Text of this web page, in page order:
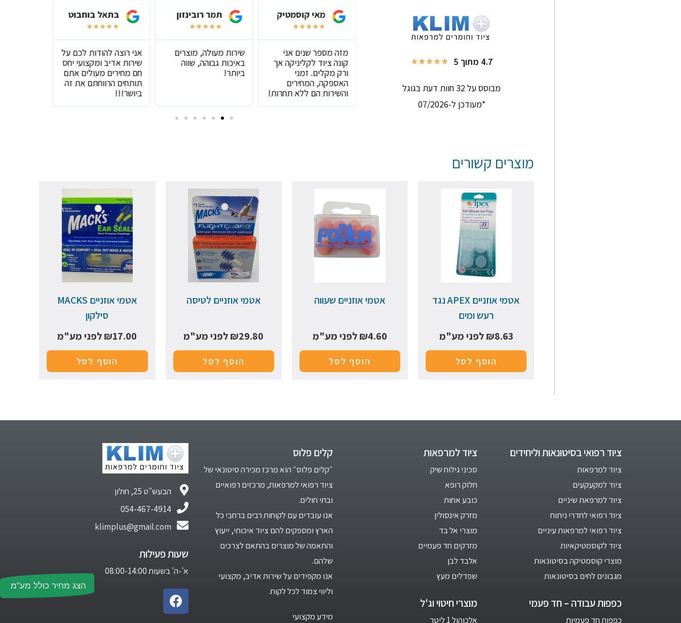
הצג מחיר כולל מע"מ
4.7 מתוך 5 ★
★
★
★
★
מבוסס על 32 חוות דעת בגוגל
*מעודכן ל-07/2026
Ginkgo Home אסף שליפקה
★
★
,שירות מצוין וסבלני
מאי קוסמטיק
★
★
★
★
★
מזה מספר שנים אני
קונה ציוד לקליניקה אך
ורק מקלים. זמני
האספקה, המחירים
והשירות הם ללא תחרות!
תמר רובינזון
★
★
★
★
★
שירות מעולה, מוצרים
באיכות גבוהה, שווה
ביותר!
בתאל בוחבוט
★
★
★
★
★
אני רוצה להודות לכם על
שירות אדיב ומקצועי יחס
חם מחירים מעולים אתם
תותחים הרווחתם את זה
ביושר!!!
מוצרים קשורים
אטמי אוזניים APEX נגד
רעש ומים
₪8.63 לפני מע"מ
הוסף לסל
אטמי אוזניים שעווה
₪4.60 לפני מע"מ
הוסף לסל
אטמי אוזניים לטיסה
₪29.80 לפני מע"מ
הוסף לסל
אטמי אוזניים MACKS
סילקון
₪17.00 לפני מע"מ
הוסף לסל
ציוד רפואי בסיטונאות וליחידים
ציוד למרפאות
ציוד למקעקעים
ציוד למרפאת שיניים
ציוד רפואי לחדרי ניתוח
ציוד רפואי למרפאות עיניים
ציוד לקוסמטיקאיות
מוצרי קוסמטיקה בסיטונאות
מגבונים לחים בסיטונאות
כפפות עבודה – חד פעמי
כפפות חד פעמיות
ציוד למרפאות
סכיני גילוח שיק
חלוק רופא
כובע אחות
מזרק אינסולין
מוצרי אל בד
מזרקים חד פעמיים
אלבד לבן
שפדלים מעץ
מוצרי חיטוי וג'ל
אלכוהול 1 ליטר
קלים פלוס
״קלים פלוס״ הוא מרכז מכירה סיטונאי של
ציוד רפואי למרפאות, מרכזים רפואיים
ובתי חולים.
אנו עובדים עם לקוחות רבים ברחבי כל
הארץ ומספקים להם ציוד איכותי, ייעוץ
והתאמה של מוצרים בהתאם לצרכים
שלהם.
אנו מקפידים על שירות אדיב, מקצועי
וליווי צמוד לכל לקוח.
מידע מקצועי
הבעש"ט 25, חולון
054-467-4914
klimplus@gmail.com
שעות פעילות
א'-ה' בשעות 08:00-14:00